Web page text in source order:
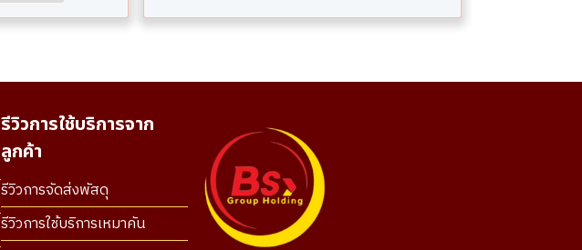
รีวิวการใช้บริการจาก
ลูกค้า
รีวิวการจัดส่งพัสดุ
รีวิวการใช้บริการเหมาคัน